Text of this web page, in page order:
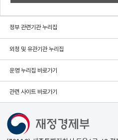
정부 관련기관 누리집
외청 및 유관기관 누리집
운영 누리집 바로가기
관련 사이트 바로가기